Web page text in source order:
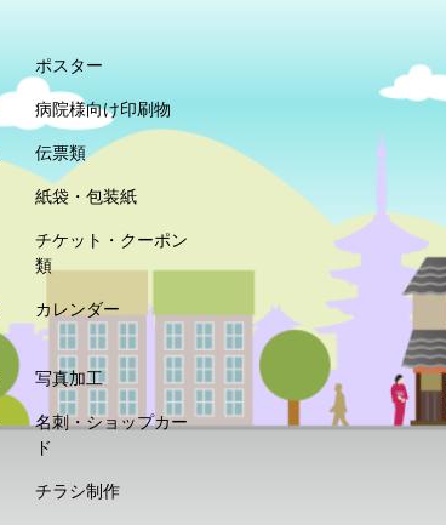
ポスター
病院様向け印刷物
伝票類
紙袋・包装紙
チケット・クーポン
類
カレンダー
写真加工
名刺・ショップカー
ド
チラシ制作